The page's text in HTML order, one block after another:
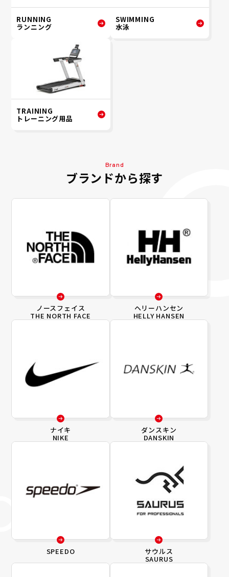
RUNNING
ランニング
SWIMMING
水泳
TRAINING
トレーニング用品
Brand
ブランドから探す
ノースフェイス
THE NORTH FACE
ヘリーハンセン
HELLY HANSEN
ナイキ
NIKE
ダンスキン
DANSKIN
SPEEDO サウルス
SAURUS